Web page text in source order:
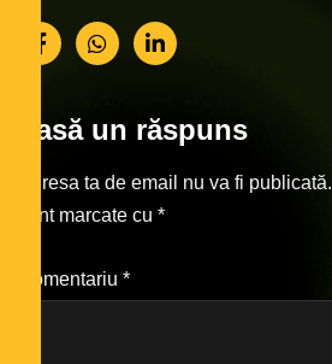
Lasă un răspuns
Adresa ta de email nu va fi publicată.
sunt marcate cu *
Comentariu *